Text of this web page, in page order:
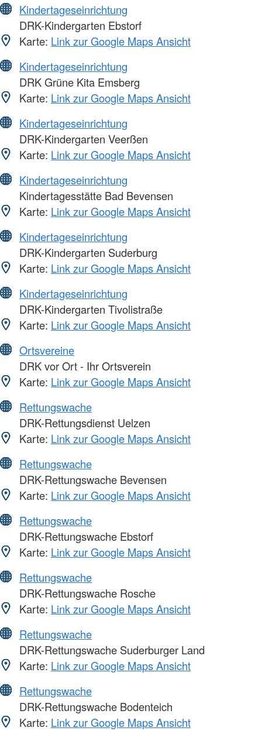
Kindertageseinrichtung
DRK-Kindergarten Ebstorf
Karte: Link zur Google Maps Ansicht
Kindertageseinrichtung
DRK Grüne Kita Emsberg
Karte: Link zur Google Maps Ansicht
Kindertageseinrichtung
DRK-Kindergarten Veerßen
Karte: Link zur Google Maps Ansicht
Kindertageseinrichtung
Kindertagesstätte Bad Bevensen
Karte: Link zur Google Maps Ansicht
Kindertageseinrichtung
DRK-Kindergarten Suderburg
Karte: Link zur Google Maps Ansicht
Kindertageseinrichtung
DRK-Kindergarten Tivolistraße
Karte: Link zur Google Maps Ansicht
Ortsvereine
DRK vor Ort - Ihr Ortsverein
Karte: Link zur Google Maps Ansicht
Rettungswache
DRK-Rettungsdienst Uelzen
Karte: Link zur Google Maps Ansicht
Rettungswache
DRK-Rettungswache Bevensen
Karte: Link zur Google Maps Ansicht
Rettungswache
DRK-Rettungswache Ebstorf
Karte: Link zur Google Maps Ansicht
Rettungswache
DRK-Rettungswache Rosche
Karte: Link zur Google Maps Ansicht
Rettungswache
DRK-Rettungswache Suderburger Land
Karte: Link zur Google Maps Ansicht
Rettungswache
DRK-Rettungswache Bodenteich
Karte: Link zur Google Maps Ansicht